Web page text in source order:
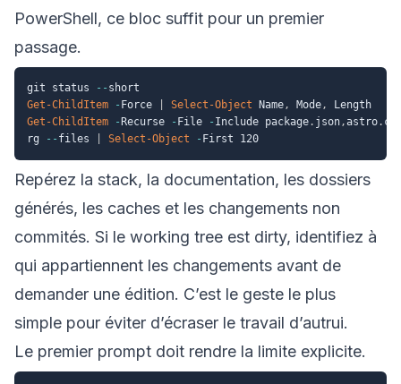
PowerShell, ce bloc suffit pour un premier
passage.
git status --
Get-ChildItem
- Force Select-Object Name, Mode,
Get-ChildItem
- Recurse - File - Include package. json,astro.
rg
-- files Select-Object -
Repérez la stack, la documentation, les dossiers
générés, les caches et les changements non
commités. Si le working tree est dirty, identifiez à
qui appartiennent les changements avant de
demander une édition. C’est le geste le plus
simple pour éviter d’écraser le travail d’autrui.
Le premier prompt doit rendre la limite explicite.